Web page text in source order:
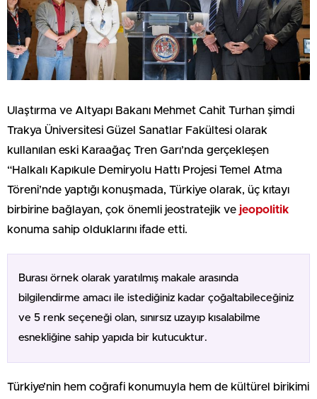
Ulaştırma ve Altyapı Bakanı Mehmet Cahit Turhan şimdi
Trakya Üniversitesi Güzel Sanatlar Fakültesi olarak
kullanılan eski Karaağaç Tren Garı’nda gerçekleşen
“Halkalı Kapıkule Demiryolu Hattı Projesi Temel Atma
Töreni’nde yaptığı konuşmada, Türkiye olarak, üç kıtayı
birbirine bağlayan, çok önemli jeostratejik ve jeopolitik
konuma sahip olduklarını ifade etti.
Burası örnek olarak yaratılmış makale arasında
bilgilendirme amacı ile istediğiniz kadar çoğaltabileceğiniz
ve 5 renk seçeneği olan, sınırsız uzayıp kısalabilme
esnekliğine sahip yapıda bir kutucuktur.
Türkiye’nin hem coğrafi konumuyla hem de kültürel birikimi